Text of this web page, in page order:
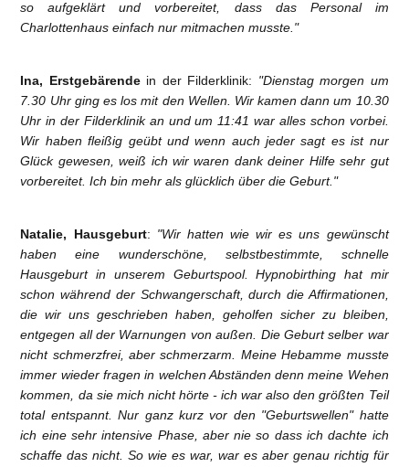
so aufgeklärt und vorbereitet, dass das Personal im
Charlottenhaus einfach nur mitmachen musste."
Ina, Erstgebärende in der Filderklinik: "Dienstag morgen um
7.30 Uhr ging es los mit den Wellen. Wir kamen dann um 10.30
Uhr in der Filderklinik an und um 11:41 war alles schon vorbei.
Wir haben fleißig geübt und wenn auch jeder sagt es ist nur
Glück gewesen, weiß ich wir waren dank deiner Hilfe sehr gut
vorbereitet. Ich bin mehr als glücklich über die Geburt."
Natalie, Hausgeburt: "Wir hatten wie wir es uns gewünscht
haben eine wunderschöne, selbstbestimmte, schnelle
Hausgeburt in unserem Geburtspool. Hypnobirthing hat mir
schon während der Schwangerschaft, durch die Affirmationen,
die wir uns geschrieben haben, geholfen sicher zu bleiben,
entgegen all der Warnungen von außen. Die Geburt selber war
nicht schmerzfrei, aber schmerzarm. Meine Hebamme musste
immer wieder fragen in welchen Abständen denn meine Wehen
kommen, da sie mich nicht hörte - ich war also den größten Teil
total entspannt. Nur ganz kurz vor den "Geburtswellen" hatte
ich eine sehr intensive Phase, aber nie so dass ich dachte ich
schaffe das nicht. So wie es war, war es aber genau richtig für